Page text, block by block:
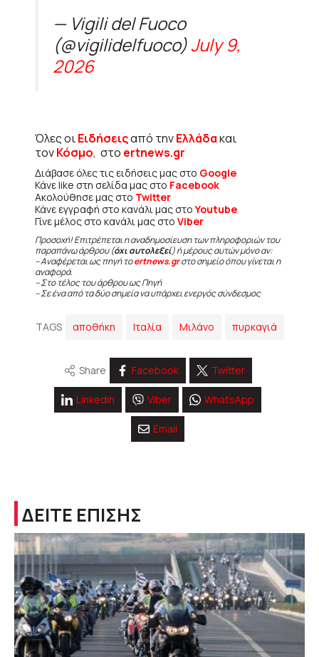
— Vigili del Fuoco
(@vigilidelfuoco)July 9,
2026
Όλες οιΕιδήσειςαπό τηνΕλλάδακαι
τονΚόσμο, στο ertnews.gr
Διάβασε όλες τις ειδήσεις μας στο Google
Κάνε like στη σελίδα μας στο Facebook
Ακολούθησε μας στο Twitter
Κάνε εγγραφή στο κανάλι μας στοYoutube
Γίνε μέλος στο κανάλι μας στο Viber
Προσοχή! Επιτρέπεται η αναδημοσίευση των πληροφοριών του
παραπάνω άρθρου (όχι αυτολεξεί) ή μέρους αυτών μόνο αν:
– Αναφέρεται ως πηγή τοertnews.grστο σημείο όπου γίνεται η
αναφορά.
– Στο τέλος του άρθρου ως Πηγή
– Σε ένα από τα δύο σημεία να υπάρχει ενεργός σύνδεσμος
TAGS αποθήκη Ιταλία Μιλάνο πυρκαγιά
Share Facebook Twitter
Linkedin Viber WhatsApp
Email
ΔΕΙΤΕ ΕΠΙΣΗΣ